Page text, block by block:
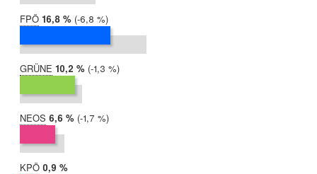
FPÖ 2019:
16,8 %
2014:
23,6 %
Differenz:
-6,8 %
GRÜNE 2019:
10,2 %
2014:
11,6 %
Differenz:
-1,3 %
NEOS 2019:
6,6 %
2014:
8,3 %
Differenz:
-1,7 %
KPÖ 2019:
0,9 %